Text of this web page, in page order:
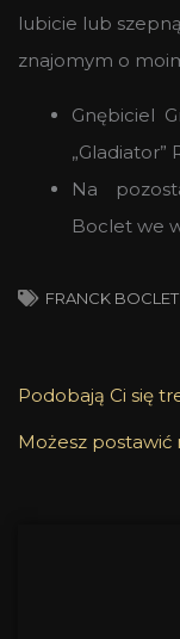
lubicie lub
znajomym o
Gnębiciel
„Gladiator”
Na
Boclet we
FRANCK BOCLET
Podobają Ci się
Możesz postawić